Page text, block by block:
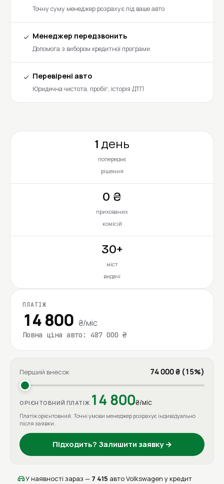
Точну суму менеджер розрахує під ваше авто
Менеджер передзвонить
Допомога з вибором кредитної програми
Перевірені авто
Юридична чистота, пробіг, історія ДТП
1 день
попереднє
рішення
0 ₴
прихованих
комісій
30+
міст
видачі
ПЛАТІЖ
14 800 ₴/міс
Повна ціна авто: 487 000 ₴
Перший внесок 74 000 ₴ (15%)
ОРІЄНТОВНИЙ ПЛАТІЖ 14 800₴/міс
Платіж орієнтовний. Точні умови менеджер розрахує індивідуально
після заявки.
Підходить? Залишити заявку →
У наявності зараз — 7 415 авто Volkswagen у кредит